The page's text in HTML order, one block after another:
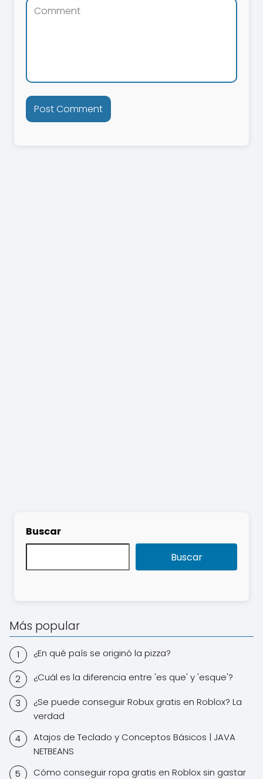
Buscar
Buscar
Más popular
¿En qué país se originó la pizza?
¿Cuál es la diferencia entre 'es que' y 'esque'?
¿Se puede conseguir Robux gratis en Roblox? La
verdad
Atajos de Teclado y Conceptos Básicos | JAVA
NETBEANS
Cómo conseguir ropa gratis en Roblox sin gastar